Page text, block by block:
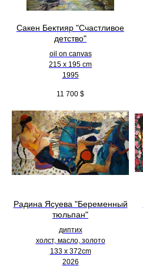
Сакен Бектияр "Счастливое
детство"
oil on canvas
215 x 195 cm
1995
11 700 $
Радина Ясуева "Беременный
тюльпан"
диптих
холст, масло, золото
133 х 372cm
2026